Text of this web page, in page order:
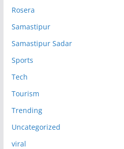
Rosera
Samastipur
Samastipur Sadar
Sports
Tech
Tourism
Trending
Uncategorized
viral